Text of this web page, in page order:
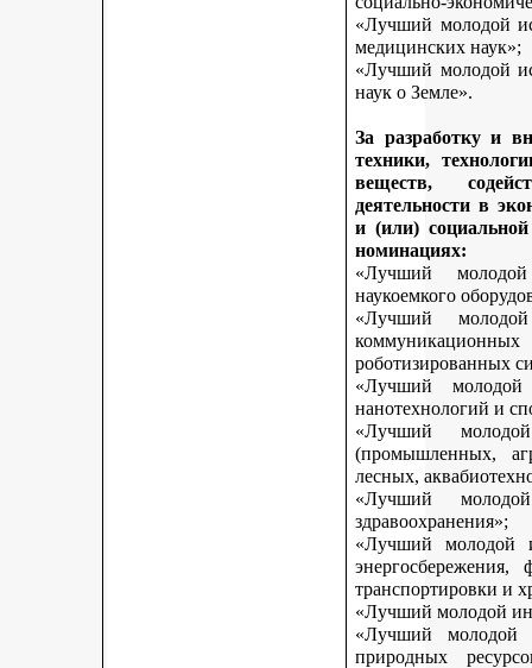
«Лучший молодой
медицинских наук»;
«Лучший молодой
наук о Земле».
За разработку и
техники,
веществ,
деятельности в
и (или)
номинациях:
«Лучший
наукоемкого
«Лучший
роботизированных
«Лучший
нанотехнологий и
«Лучший
(промышленных,
лесных,
«Лучший
здравоохранения»;
«Лучший молодой
транспортировки и
«Лучший молодой
«Лучший молодой
природных